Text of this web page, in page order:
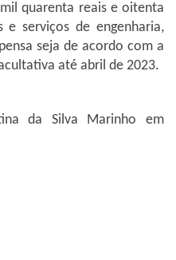
quarenta reais e oitenta
serviços de engenharia,
seja de acordo com a
até abril de 2023.
da Silva Marinho em